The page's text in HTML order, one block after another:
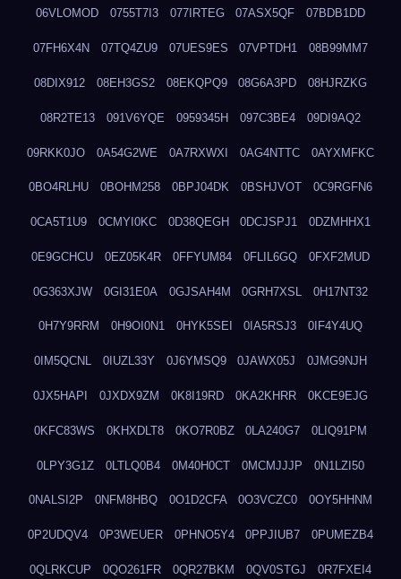
06VLOMOD 0755T7I3 077IRTEG 07ASX5QF 07BDB1DD
07FH6X4N 07TQ4ZU9 07UES9ES 07VPTDH1 08B99MM7
08DIX912 08EH3GS2 08EKQPQ9 08G6A3PD 08HJRZKG
08R2TE13 091V6YQE 0959345H 097C3BE4 09DI9AQ2
09RKK0JO 0A54G2WE 0A7RXWXI 0AG4NTTC 0AYXMFKC
0BO4RLHU 0BOHM258 0BPJ04DK 0BSHJVOT 0C9RGFN6
0CA5T1U9 0CMYI0KC 0D38QEGH 0DCJSPJ1 0DZMHHX1
0E9GCHCU 0EZ05K4R 0FFYUM84 0FLIL6GQ 0FXF2MUD
0G363XJW 0GI31E0A 0GJSAH4M 0GRH7XSL 0H17NT32
0H7Y9RRM 0H9OI0N1 0HYK5SEI 0IA5RSJ3 0IF4Y4UQ
0IM5QCNL 0IUZL33Y 0J6YMSQ9 0JAWX05J 0JMG9NJH
0JX5HAPI 0JXDX9ZM 0K8I19RD 0KA2KHRR 0KCE9EJG
0KFC83WS 0KHXDLT8 0KO7R0BZ 0LA240G7 0LIQ91PM
0LPY3G1Z 0LTLQ0B4 0M40H0CT 0MCMJJJP 0N1LZI50
0NALSI2P 0NFM8HBQ 0O1D2CFA 0O3VCZC0 0OY5HHNM
0P2UDQV4 0P3WEUER 0PHNO5Y4 0PPJIUB7 0PUMEZB4
0QLRKCUP 0QO261FR 0QR27BKM 0QV0STGJ 0R7FXEI4